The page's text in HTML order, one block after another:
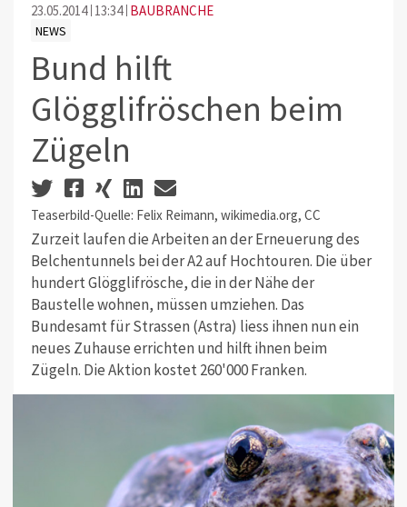
23.05.2014 13:34 BAUBRANCHE
NEWS
Bund hilft
Glögglifröschen beim
Zügeln
Teaserbild-Quelle: Felix Reimann, wikimedia.org, CC
Zurzeit laufen die Arbeiten an der Erneuerung des
Belchentunnels bei der A2 auf Hochtouren. Die über
hundert Glögglifrösche, die in der Nähe der
Baustelle wohnen, müssen umziehen. Das
Bundesamt für Strassen (Astra) liess ihnen nun ein
neues Zuhause errichten und hilft ihnen beim
Zügeln. Die Aktion kostet 260'000 Franken.